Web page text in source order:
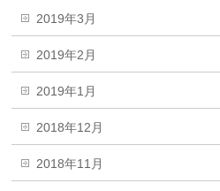
2019年3月
2019年2月
2019年1月
2018年12月
2018年11月